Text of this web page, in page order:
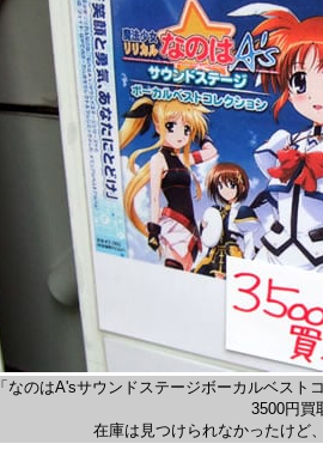
「なのはA'sサウンドステージボーカルベス
3500円買
在庫は見つけられなかったけど